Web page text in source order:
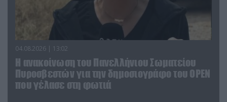
04.08.2026 | 13:02
Η ανακοίνωση του Πανελλήνιου Σωματείου
Πυροσβεστών για την δημοσιογράφο του OPEN
που γέλασε στη φωτιά